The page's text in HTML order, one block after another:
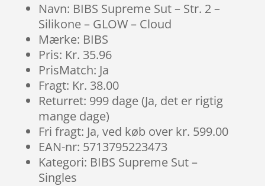
Navn: BIBS Supreme Sut – Str. 2 –
Silikone – GLOW – Cloud
Mærke: BIBS
Pris: Kr. 35.96
PrisMatch: Ja
Fragt: Kr. 38.00
Returret: 999 dage (Ja, det er rigtig
mange dage)
Fri fragt: Ja, ved køb over kr. 599.00
EAN-nr: 5713795223473
Kategori: BIBS Supreme Sut –
Singles